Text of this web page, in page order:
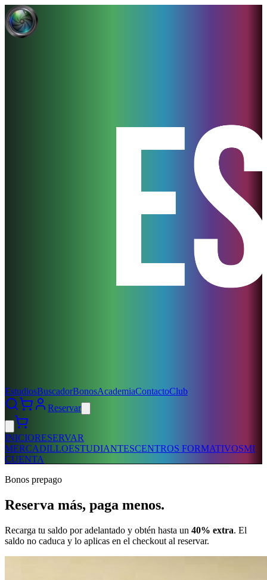
EstudiosBuscadorBonosAcademiaContactoClub
Reservar
INICIORESERVAR
MERCADILLOESTUDIANTESCENTROS FORMATIVOSMI
CUENTA
Bonos prepago
Reserva más, paga menos.
Recarga tu saldo por adelantado y obtén hasta un 40% extra. El
saldo no caduca y lo aplicas en el checkout al reservar.